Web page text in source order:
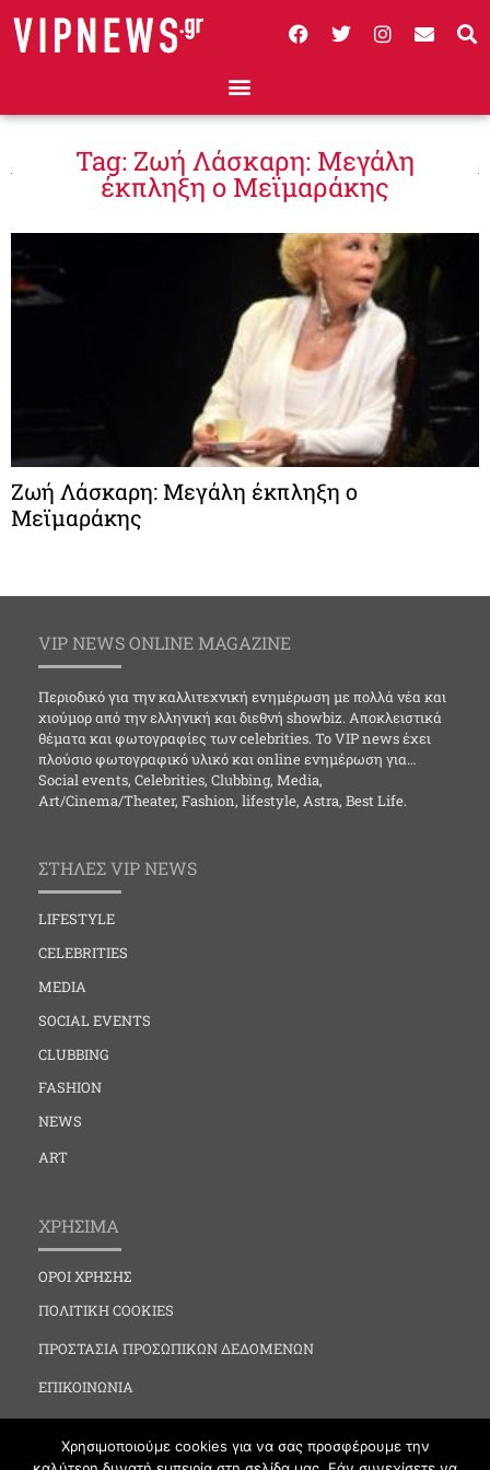
Tag: Ζωή Λάσκαρη: Μεγάλη
έκπληξη ο Μεϊμαράκης
Ζωή Λάσκαρη: Μεγάλη έκπληξη ο
Μεϊμαράκης
VIP NEWS ONLINE MAGAZINE
Περιοδικό για την καλλιτεχνική ενημέρωση με πολλά νέα και
χιούμορ από την ελληνική και διεθνή showbiz. Αποκλειστικά
θέματα και φωτογραφίες των celebrities. Το VIP news έχει
πλούσιο φωτογραφικό υλικό και online ενημέρωση για…
Social events, Celebrities, Clubbing, Media,
Art/Cinema/Theater, Fashion, lifestyle, Astra, Best Life.
ΣΤΗΛΕΣ VIP NEWS
LIFESTYLE
CELEBRITIES
MEDIA
SOCIAL EVENTS
CLUBBING
FASHION
NEWS
ART
ΧΡΗΣΙΜΑ
ΟΡΟΙ ΧΡΗΣΗΣ
ΠΟΛΙΤΙΚΗ COOKIES
ΠΡΟΣΤΑΣΙΑ ΠΡΟΣΩΠΙΚΩΝ ΔΕΔΟΜΕΝΩΝ
ΕΠΙΚΟΙΝΩΝΙΑ
Χρησιμοποιούμε cookies για να σας προσφέρουμε την